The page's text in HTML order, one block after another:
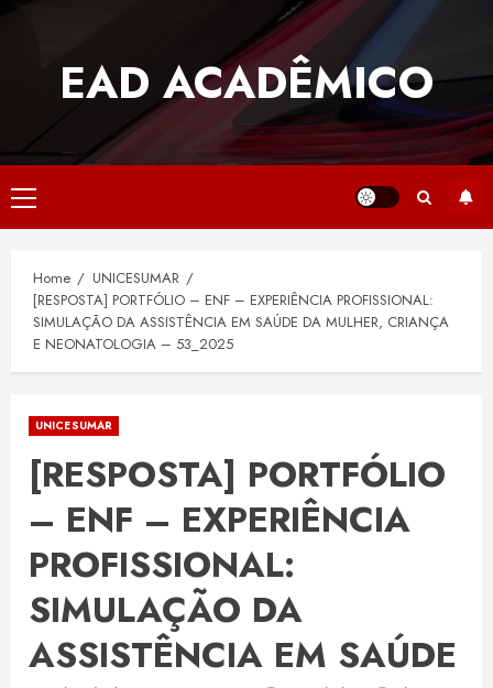
EAD ACADÊMICO
Primary
Menu
Home
UNICESUMAR
[RESPOSTA] PORTFÓLIO – ENF – EXPERIÊNCIA PROFISSIONAL:
SIMULAÇÃO DA ASSISTÊNCIA EM SAÚDE DA MULHER, CRIANÇA
E NEONATOLOGIA – 53_2025
UNICESUMAR
[RESPOSTA] PORTFÓLIO
– ENF – EXPERIÊNCIA
PROFISSIONAL:
SIMULAÇÃO DA
ASSISTÊNCIA EM SAÚDE